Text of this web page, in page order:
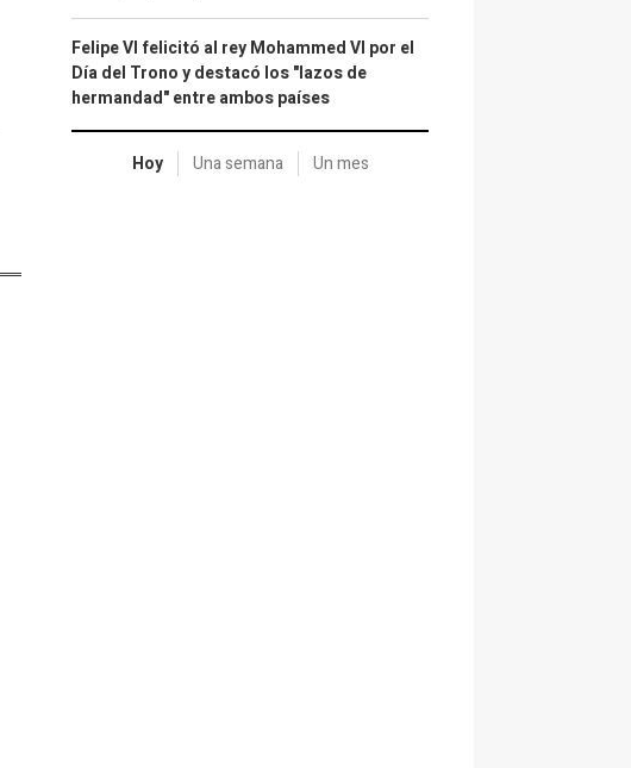
Felipe VI felicitó al rey Mohammed VI por el
Día del Trono y destacó los "lazos de
hermandad" entre ambos países
Hoy Una semana Un mes